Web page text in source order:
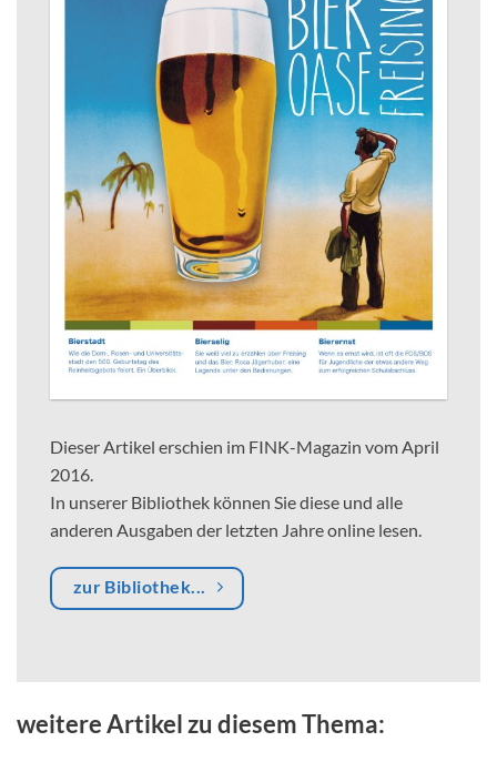
Dieser Artikel erschien im FINK-Magazin vom April
2016.
In unserer Bibliothek können Sie diese und alle
anderen Ausgaben der letzten Jahre online lesen.
zur Bibliothek...
weitere Artikel zu diesem Thema: